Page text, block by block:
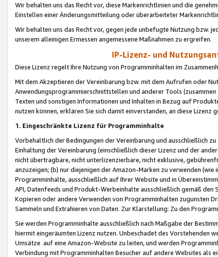
Wir behalten uns das Recht vor, diese Markenrichtlinien und die
Einstellen einer Änderungsmitteilung oder überarbeiteter
Wir behalten uns das Recht vor, gegen jede unbefugte Nutzung bzw.
unserem alleinigen Ermessen angemessene Maßnahmen zu ergreifen.
IP-Lizenz- und
Diese Lizenz regelt Ihre Nutzung von Programminhalten im
Mit dem Akzeptieren der Vereinbarung bzw. mit dem Aufrufen oder
Anwendungsprogrammierschnittstellen und anderer Tools (zusammen
Texten und sonstigen Informationen und Inhalten in Bezug auf
nutzen können, erklären Sie sich damit einverstanden, an diese Lizenz
1. Eingeschränkte Lizenz für Programminhalte
Vorbehaltlich der Bedingungen der Vereinbarung und ausschließlich
Einhaltung der Vereinbarung (einschließlich dieser Lizenz und der
nicht übertragbare, nicht unterlizenzierbare, nicht exklusive,
anzuzeigen; (b) nur diejenigen der Amazon-Marken zu verwenden
Programminhalte, ausschließlich auf Ihrer Website und in
API, Datenfeeds und Produkt-Werbeinhalte ausschließlich gemäß
Kopieren oder andere Verwenden von Programminhalten zugunsten
Sammeln und Extrahieren von Daten. Zur Klarstellung: Zu den
Sie werden Programminhalte ausschließlich nach Maßgabe der
hiermit eingeräumten Lizenz nutzen. Unbeschadet des Vorstehenden
Umsätze auf eine Amazon-Website zu leiten, und werden
Verbindung mit Programminhalten Besucher auf andere Websites als